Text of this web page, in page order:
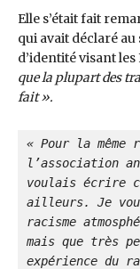
Elle s’était fait
qui avait déclaré
d’identité visant
que la plupart des
fait ».
« Pour la même
l’association
voulais écrire
ailleurs. Je
racisme
mais que très
expérience du